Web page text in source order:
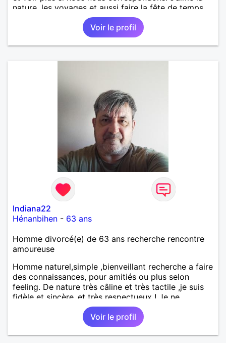
nature, les voyages et aussi faire la fête de temps
en temps ;-)Je suis papa d’un petit garçon de 7 ans
dont je m’occupe en garde alternée. J’aime à peu
près tous les styles de musique. (Oui je suis pas
trop fan de Jul). Je fais du sport pour garder la
Voir le profil
Indiana22
Hénanbihen - 63 ans
Homme divorcé(e) de 63 ans recherche rencontre
amoureuse
Homme naturel,simple ,bienveillant recherche a faire
des connaissances, pour amitiés ou plus selon
feeling. De nature très câline et très tactile ,je suis
fidèle et sincère.,et très respectueux ! Je ne
supporte pas le mensonge.Rien ne vaut une vraie
rencontre,pour échanger en toute simplicité,j'ai du
mal à prolonger des échanges virtuels Je suis plutôt
attiré par des femmes ayant la cinquantaine ,belles
Voir le profil